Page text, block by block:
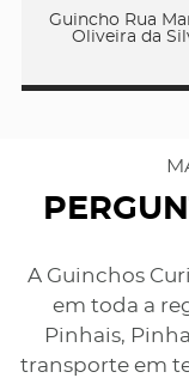
Guincho Rua
Oliveira da
A Guinchos
em toda a
Pinhais,
transporte em